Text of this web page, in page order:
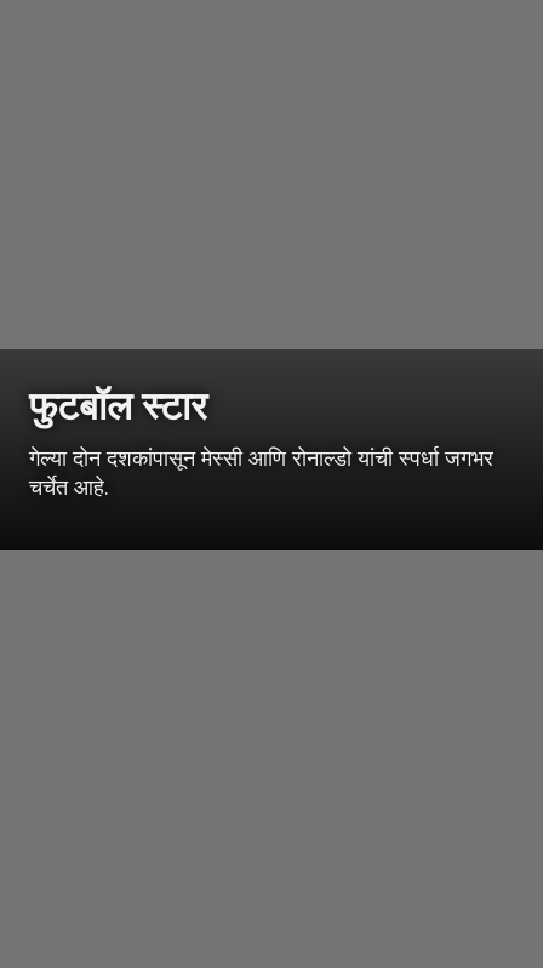
फुटबॉल स्टार
गेल्या दोन दशकांपासून मेस्सी आणि रोनाल्डो यांची स्पर्धा जगभर
चर्चेत आहे.